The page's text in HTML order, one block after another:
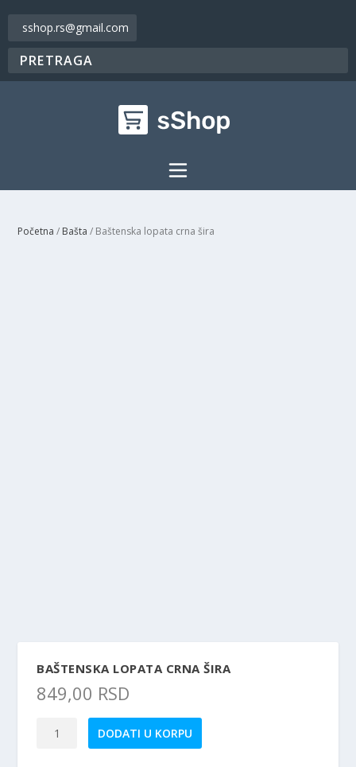
sshop.rs@gmail.com
Početna / Bašta / Baštenska lopata crna šira
BAŠTENSKA LOPATA CRNA ŠIRA
849,00 RSD
DODATI U KORPU